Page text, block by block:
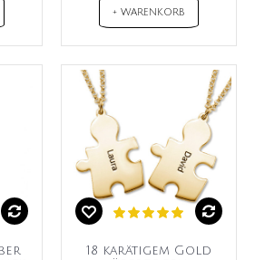
+ WARENKORB
18 karätigem Gold